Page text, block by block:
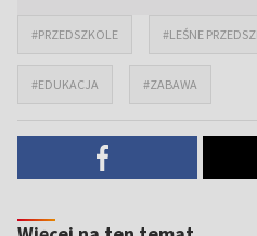
#PRZEDSZKOLE #LEŚNE
#EDUKACJA #ZABAWA